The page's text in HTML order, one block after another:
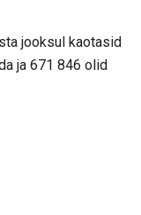
jooksul kaotasid
ja 671 846 olid